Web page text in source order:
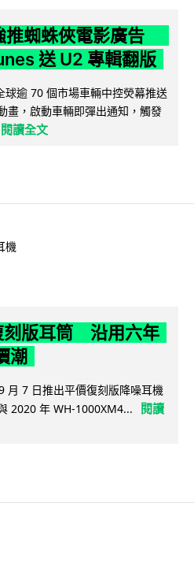
推蜘蛛俠電影廣告
送 U2 專輯翻版
球逾 70 個市場車輛中控熒幕推送
畫，啟動車輛即彈出通知，觸發
閱讀全文
機
刻版耳筒 沿用六年
潮
月 7 日推出平價復刻版降噪耳機
2020 年 WH-1000XM4...
閱讀